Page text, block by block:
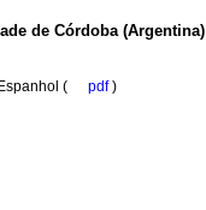
de Córdoba (Argentina)
Espanhol ( pdf)